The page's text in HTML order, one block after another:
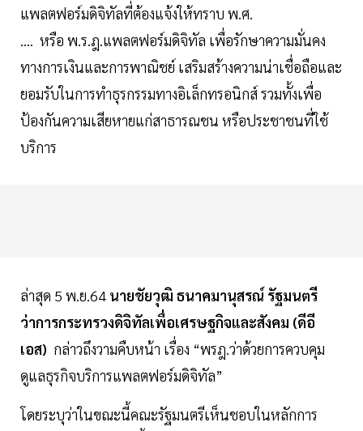
แพลตฟอร์มดิจิทัลที่ต้องแจ้งให้ทราบ พ.ศ.
.... หรือ พ.ร.ฎ.แพลตฟอร์มดิจิทัล เพื่อรักษาความมั่นคง
ทางการเงินและการพาณิชย์ เสริมสร้างความน่าเชื่อถือและ
ยอมรับในการทำธุรกรรมทางอิเล็กทรอนิกส์ รวมทั้งเพื่อ
ป้องกันความเสียหายแก่สาธารณชน หรือประชาชนที่ใช้
บริการ
ล่าสุด 5 พ.ย.64 นายชัยวุฒิ ธนาคมานุสรณ์ รัฐมนตรี
ว่าการกระทรวงดิจิทัลเพื่อเศรษฐกิจและสังคม (ดีอี
เอส) กล่าวถึงวามคืบหน้า เรื่อง “พรฎ.ว่าด้วยการควบคุม
ดูแลธุรกิจบริการแพลตฟอร์มดิจิทัล”
โดยระบุว่าในขณะนี้คณะรัฐมนตรีเห็นชอบในหลักการ